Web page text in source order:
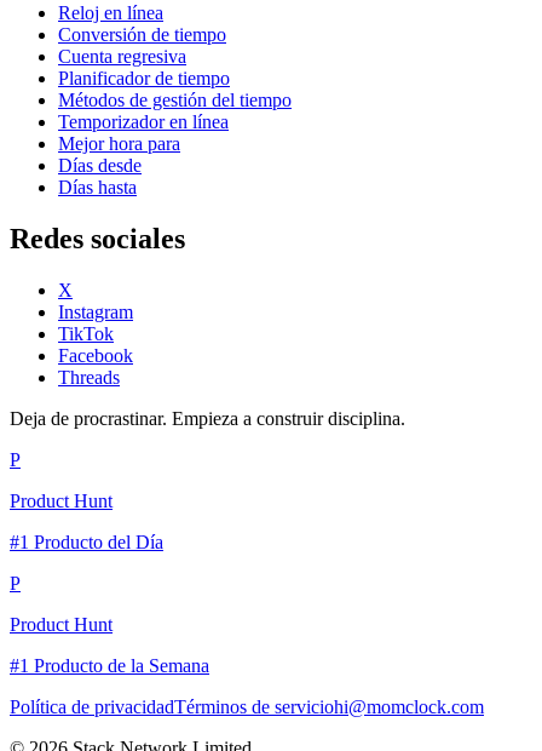
Reloj en línea
Conversión de tiempo
Cuenta regresiva
Planificador de tiempo
Métodos de gestión del tiempo
Temporizador en línea
Mejor hora para
Días desde
Días hasta
Redes sociales
X
Instagram
TikTok
Facebook
Threads
Deja de procrastinar. Empieza a construir disciplina.
P
Product Hunt
#1 Producto del Día
P
Product Hunt
#1 Producto de la Semana
Política de privacidadTérminos de serviciohi@momclock.com